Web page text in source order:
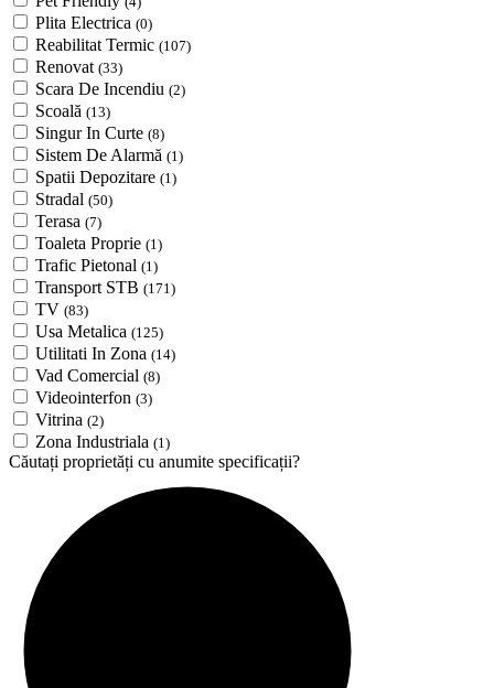
Plita Electrica (0)
Reabilitat Termic (107)
Renovat (33)
Scara De Incendiu (2)
Scoală (13)
Singur In Curte (8)
Sistem De Alarmă (1)
Spatii Depozitare (1)
Stradal (50)
Terasa (7)
Toaleta Proprie (1)
Trafic Pietonal (1)
Transport STB (171)
TV (83)
Usa Metalica (125)
Utilitati In Zona (14)
Vad Comercial (8)
Videointerfon (3)
Vitrina (2)
Zona Industriala (1)
Căutați proprietăți cu anumite specificații?